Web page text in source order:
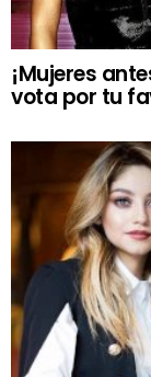
¡Mujeres
vota por tu